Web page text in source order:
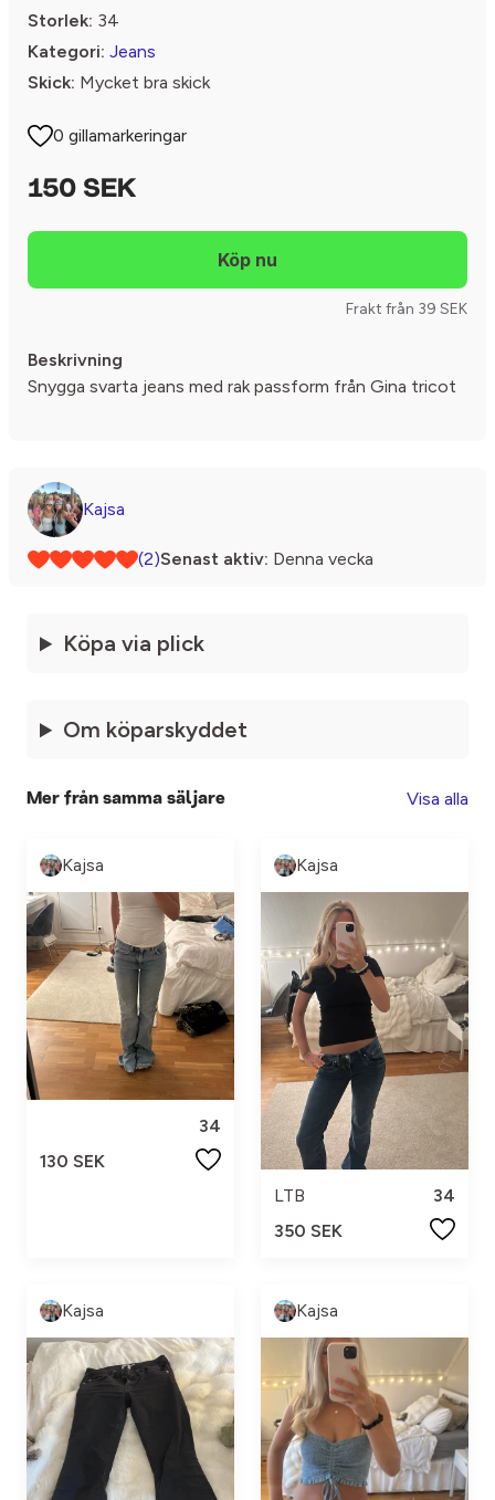
Storlek: 34
Kategori: Jeans
Skick: Mycket bra skick
0 gillamarkeringar
150 SEK
Frakt från 39 SEK
Beskrivning
Snygga svarta jeans med rak passform från Gina tricot
Kajsa
(2)Senast aktiv: Denna vecka
Köpa via plick
Om köparskyddet
Mer från samma säljare Visa alla
Kajsa
34
130 SEK
Kajsa
LTB
34
350 SEK
Kajsa Kajsa